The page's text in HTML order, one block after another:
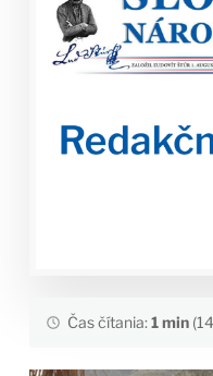
Čas čítania:1 min